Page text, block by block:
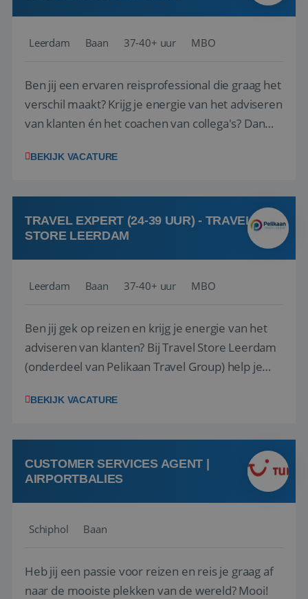
Leerdam Baan 37-40+ uur MBO
Ben jij een ervaren reisprofessional die graag het
verschil maakt? Krijg je energie van het adviseren
van klanten én het coachen van collega's? Dan
(onderdeel van Pelikaan Travel Group) zoeken
team het reisbureau verder...
BEKIJK VACATURE
TRAVEL EXPERT (24-39 UUR) - TRAVEL
STORE LEERDAM
Leerdam Baan 37-40+ uur MBO
Ben jij gek op reizen en krijg je energie van het
adviseren van klanten? Bij Travel Store Leerdam
(onderdeel van Pelikaan Travel Group) help je
vinden. Samen maken we van elke reis een
hebt in de reisbranche of j...
BEKIJK VACATURE
CUSTOMER SERVICES AGENT |
AIRPORTBALIES
Schiphol Baan
Heb jij een passie voor reizen en reis je graag af
naar de mooiste plekken van de wereld? Mooi!